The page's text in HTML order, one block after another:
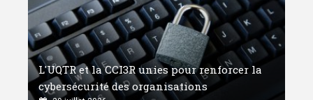
L'UQTR et la CCI3R unies pour renforcer la
cybersécurité des organisations